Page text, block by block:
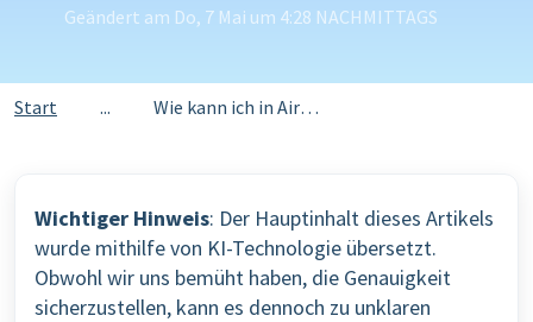
Geändert am Do, 7 Mai um 4:28 NACHMITTAGS
Start ... Wie kann ich in AirDroid Business die Zwei-Faktor-Authent...
Wichtiger Hinweis: Der Hauptinhalt dieses Artikels
wurde mithilfe von KI-Technologie übersetzt.
Obwohl wir uns bemüht haben, die Genauigkeit
sicherzustellen, kann es dennoch zu unklaren